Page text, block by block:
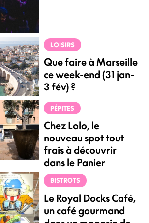
LOISIRS
Que faire à Marseille
ce week-end (31 jan-
3 fév) ?
PÉPITES
Chez Lolo, le
nouveau spot tout
frais à découvrir
dans le Panier
BISTROTS
Le Royal Docks Café,
un café gourmand